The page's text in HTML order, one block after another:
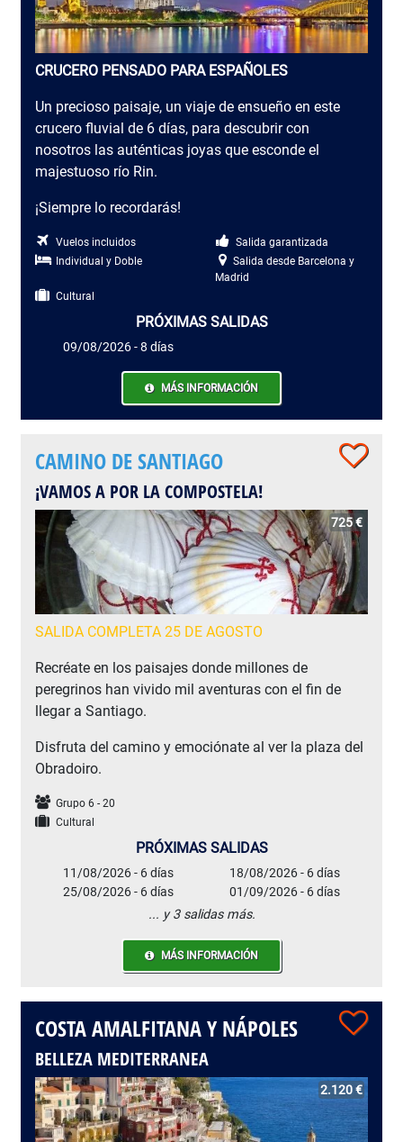
CRUCERO PENSADO PARA ESPAÑOLES
Un precioso paisaje, un viaje de ensueño en este
crucero fluvial de 6 días, para descubrir con
nosotros las auténticas joyas que esconde el
majestuoso río Rin.
¡Siempre lo recordarás!
Vuelos incluidos
Salida garantizada
Individual y Doble
Salida desde Barcelona y
Madrid
Cultural
PRÓXIMAS SALIDAS
09/08/2026 - 8 días
MÁS INFORMACIÓN
CAMINO DE SANTIAGO
¡VAMOS A POR LA COMPOSTELA!
725 €
SALIDA COMPLETA 25 DE AGOSTO
Recréate en los paisajes donde millones de
peregrinos han vivido mil aventuras con el fin de
llegar a Santiago.
Disfruta del camino y emociónate al ver la plaza del
Obradoiro.
Grupo 6 - 20
Cultural
PRÓXIMAS SALIDAS
11/08/2026 - 6 días
18/08/2026 - 6 días
25/08/2026 - 6 días
01/09/2026 - 6 días
... y 3 salidas más.
MÁS INFORMACIÓN
COSTA AMALFITANA Y NÁPOLES
BELLEZA MEDITERRANEA
2.120 €